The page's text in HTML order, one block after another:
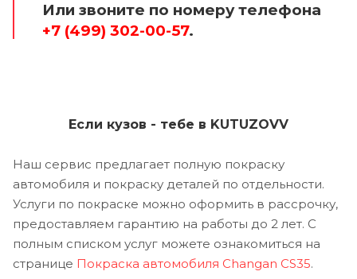
Или звоните по номеру телефона
+7 (499) 302-00-57.
Если кузов - тебе в KUTUZOVV
Наш сервис предлагает полную покраску
автомобиля и покраску деталей по отдельности.
Услуги по покраске можно оформить в рассрочку,
предоставляем гарантию на работы до 2 лет. С
полным списком услуг можете ознакомиться на
странице Покраска автомобиля Changan CS35.